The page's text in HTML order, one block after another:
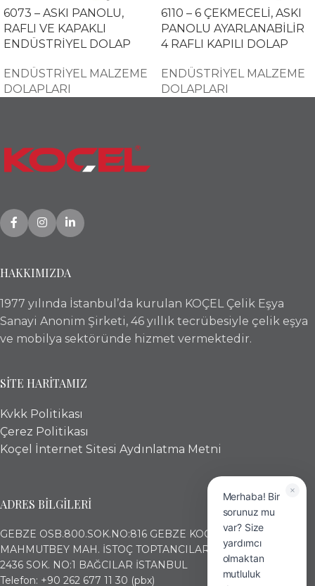
6073 – ASKI PANOLU,
RAFLI VE KAPAKLI
ENDÜSTRİYEL DOLAP
ENDÜSTRİYEL MALZEME
DOLAPLARI
6110 – 6 ÇEKMECELİ, ASKI
PANOLU AYARLANABİLİR
4 RAFLI KAPILI DOLAP
ENDÜSTRİYEL MALZEME
DOLAPLARI
HAKKIMIZDA
1977 yılında İstanbul’da kurulan KOÇEL Çelik Eşya
Sanayi Anonim Şirketi, 46 yıllık tecrübesiyle çelik eşya
ve mobilya sektöründe hizmet vermektedir.
SİTE HARİTAMIZ
Kvkk Politikası
Çerez Politikası
Koçel İnternet Sitesi Aydınlatma Metni
ADRES BİLGİLERİ
GEBZE OSB.800.SOK.NO:816 GEBZE KOCAELİ
MAHMUTBEY MAH. İSTOÇ TOPTANCILAR ÇARŞISI (17. ADA)
2436 SOK. NO:1 BAĞCILAR İSTANBUL
Telefon: +90 262 677 11 30 (pbx)
Merhaba! Bir
sorunuz mu
var? Size
yardımcı
olmaktan
mutluluk